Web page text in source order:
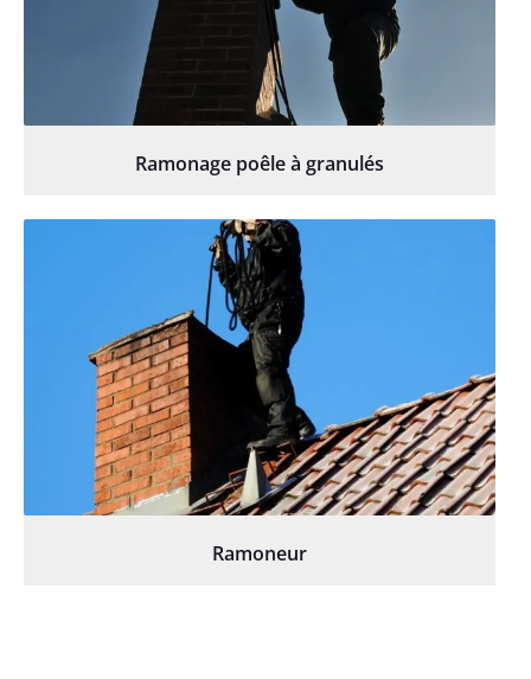
Ramonage poêle à granulés
Ramoneur